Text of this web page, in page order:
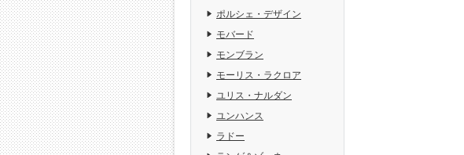
ポルシェ・デザイン
モバード
モンブラン
モーリス・ラクロア
ユリス・ナルダン
ユンハンス
ラドー